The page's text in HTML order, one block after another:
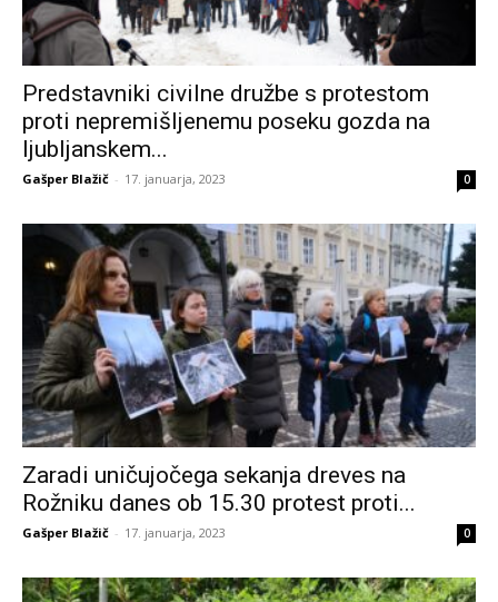
Predstavniki civilne družbe s protestom
proti nepremišljenemu poseku gozda na
ljubljanskem...
Gašper Blažič - 17. januarja, 2023 0
Zaradi uničujočega sekanja dreves na
Rožniku danes ob 15.30 protest proti...
Gašper Blažič - 17. januarja, 2023 0